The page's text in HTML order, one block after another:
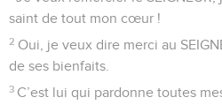
saint de tout mon cœur !
2 Oui, je veux dire merci au
de ses bienfaits.
3 C’est lui qui pardonne toutes